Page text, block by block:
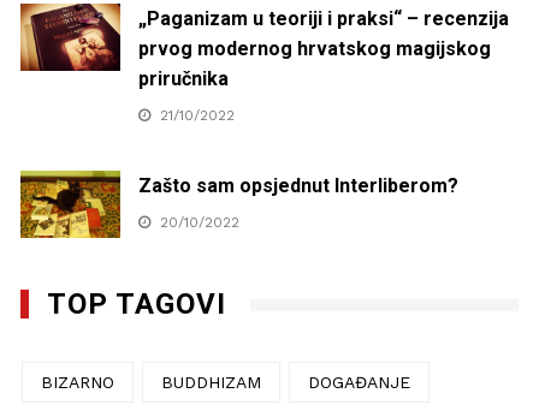
„Paganizam u teoriji i praksi“ – recenzija
prvog modernog hrvatskog magijskog
priručnika
21/10/2022
Zašto sam opsjednut Interliberom?
20/10/2022
TOP TAGOVI
BIZARNO BUDDHIZAM DOGAĐANJE